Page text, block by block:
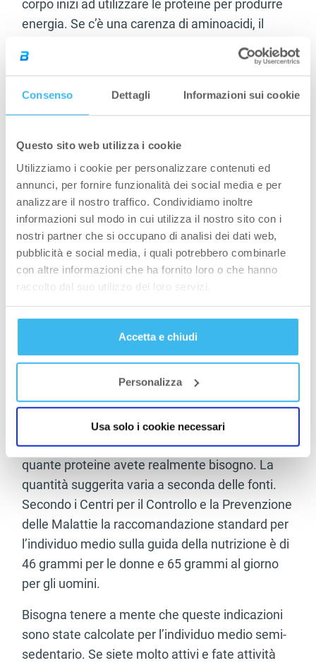
Consenso Dettagli Informazioni sui cookie
Questo sito web utilizza i cookie
Utilizziamo i cookie per personalizzare contenuti ed
annunci, per fornire funzionalità dei social media e per
analizzare il nostro traffico. Condividiamo inoltre
informazioni sul modo in cui utilizza il nostro sito con i
nostri partner che si occupano di analisi dei dati web,
pubblicità e social media, i quali potrebbero combinarle
con altre informazioni che ha fornito loro o che hanno
raccolto dal suo utilizzo dei loro servizi.
Accetta e chiudi
Personalizza
Usa solo i cookie necessari
corpo inizi ad utilizzare le proteine per produrre
energia. Se c’è una carenza di aminoacidi, il
corpo provvederà a consumare la massa
muscolare per ottenere gli quelli di cui ha
un’ingente perdita di massa muscolare e un
arrivare a questo punto? Scegliete le proteine!
Le proteine danno supporto al sistema
immunitario
Ah, le meraviglie delle proteine del siero del
latte. Se decidete di aggiungere le proteine in
polvere alla vostra dieta ne trarrete tantissimi
benefici in aggiunta alla crescita muscolare e
all’aumento della forza. Persino il vostro sistema
immunitario si rafforzerà grazie alle “whey” che
contengono il glutatione, un triepeptide che aiuta
a rinforzare lo scudo immunitario.
Abbiamo visto l’importanza delle proteine nel
nostro regime alimentare. Ora vi chiederete di
quante proteine avete realmente bisogno. La
quantità suggerita varia a seconda delle fonti.
Secondo i Centri per il Controllo e la Prevenzione
delle Malattie la raccomandazione standard per
l’individuo medio sulla guida della nutrizione è di
46 grammi per le donne e 65 grammi al giorno
per gli uomini.
Bisogna tenere a mente che queste indicazioni
sono state calcolate per l’individuo medio semi-
sedentario. Se siete molto attivi e fate attività